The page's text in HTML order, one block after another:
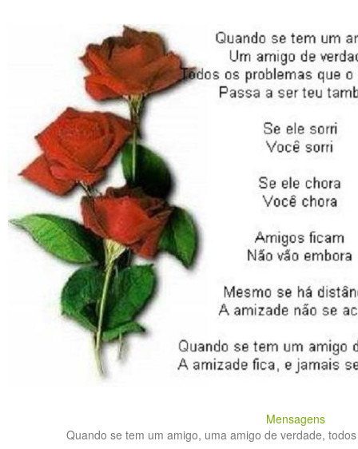
Mensagens
Quando se tem um amigo, uma amigo de verdade,